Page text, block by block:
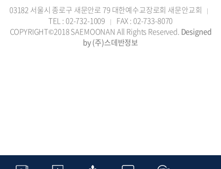
03182 서울시 종로구 새문안로 79 대한예수교장로회 새문안교회 |
TEL : 02-732-1009 |
FAX : 02-733-8070
COPYRIGHT©2018 SAEMOONAN All Rights Reserved. Designed
by (주)스데반정보